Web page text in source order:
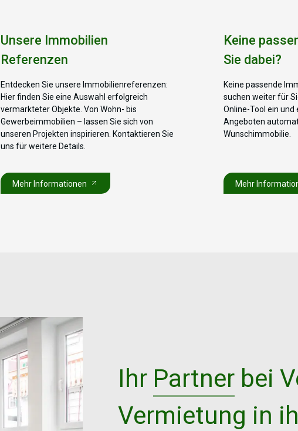
Unsere Immobilien
Referenzen
Entdecken Sie unsere Immobilienreferenzen:
Hier finden Sie eine Auswahl erfolgreich
vermarkteter Objekte. Von Wohn- bis
Gewerbeimmobilien – lassen Sie sich von
unseren Projekten inspirieren. Kontaktieren Sie
uns für weitere Details.
Mehr Informationen
Keine
Sie dabei?
Keine passende
suchen weiter für
Online-Tool ein und
Angeboten
Wunschimmobilie.
Mehr
Ihr Partner bei
Vermietung in